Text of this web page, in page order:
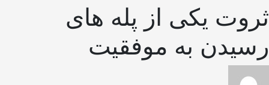
ثروت یکی از پله های
رسیدن به موفقیت